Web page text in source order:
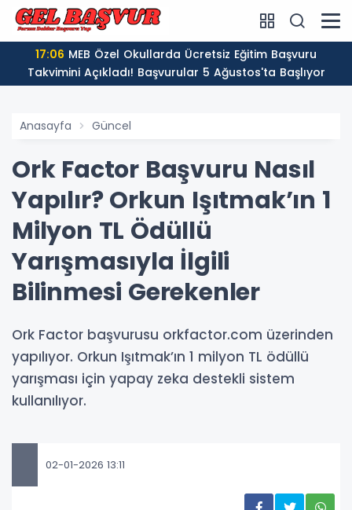
17:06
Takvimini Açıkladı! Başvurular 5 Ağustos'ta Başlıyor
Anasayfa Güncel
Ork Factor Başvuru Nasıl
Yapılır? Orkun Işıtmak’ın 1
Milyon TL Ödüllü
Yarışmasıyla İlgili
Bilinmesi Gerekenler
Ork Factor başvurusu orkfactor.com üzerinden
yapılıyor. Orkun Işıtmak’ın 1 milyon TL ödüllü
yarışması için yapay zeka destekli sistem
kullanılıyor.
02-01-2026 13:11